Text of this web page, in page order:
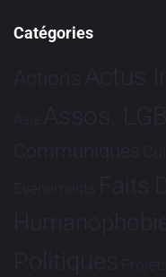
Catégories
Actions Actus
Asie Assos.
Communiqués
Evénements Faits
Politiques Projets